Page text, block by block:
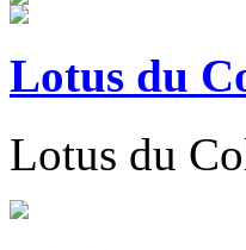
Lotus du
Lotus du